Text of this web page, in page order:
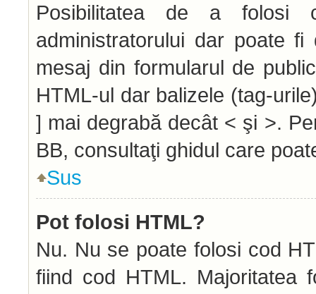
Posibilitatea de a folosi
administratorului dar poate
mesaj din formularul de
HTML-ul dar balizele (tag-
] mai degrabă decât < şi >.
BB, consultaţi ghidul care
Sus
Pot folosi HTML?
Nu. Nu se poate folosi cod
fiind cod HTML. Majoritatea